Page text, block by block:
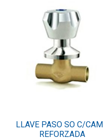
LLAVE PASO SO C/
REFORZADA